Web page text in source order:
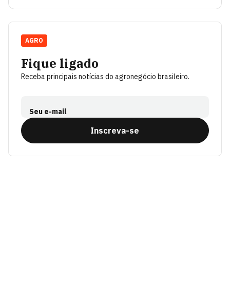
Fique ligado
Receba principais notícias do agronegócio brasileiro.
Seu e-mail
Inscreva-se
AGRO